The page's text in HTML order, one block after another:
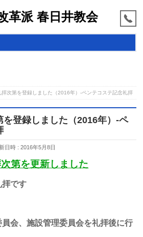
革派 春日井教会
拝次第を登録しました（2016年）-ペンテコステ記念礼拝
を登録しました（2016年）-ペ
日時 : 2016年5月8日
第を更新しました
拝です
会、施設管理委員会を礼拝後に行